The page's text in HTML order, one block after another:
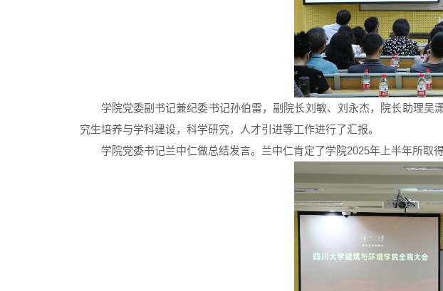
学院党委副书记兼纪委书记孙伯雷，副院长刘敏、刘永杰，院长助理
究生培养与学科建设，科学研究，人才引进等工作进行了汇报。
学院党委书记兰中仁做总结发言。兰中仁肯定了学院2025年上半年所取